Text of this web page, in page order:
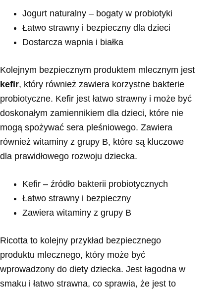
Jogurt naturalny – bogaty w probiotyki
Łatwo strawny i bezpieczny dla dzieci
Dostarcza wapnia i białka
Kolejnym bezpiecznym produktem mlecznym jest
kefir, który również zawiera korzystne bakterie
probiotyczne. Kefir jest łatwo strawny i może być
doskonałym zamiennikiem dla dzieci, które nie
mogą spożywać sera pleśniowego. Zawiera
również witaminy z grupy B, które są kluczowe
dla prawidłowego rozwoju dziecka.
Kefir – źródło bakterii probiotycznych
Łatwo strawny i bezpieczny
Zawiera witaminy z grupy B
Ricotta to kolejny przykład bezpiecznego
produktu mlecznego, który może być
wprowadzony do diety dziecka. Jest łagodna w
smaku i łatwo strawna, co sprawia, że jest to